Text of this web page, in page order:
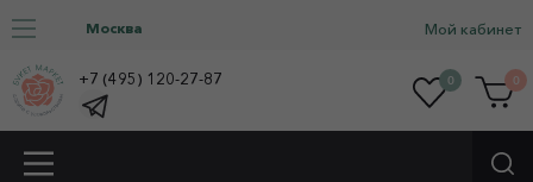
Москва Мой кабинет
+7 (495) 120-27-87 0 0